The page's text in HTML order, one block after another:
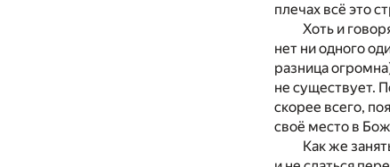
плечах всё это
Хоть и
нет ни одного
разница
не существует.
скорее всего,
своё место в
Как же